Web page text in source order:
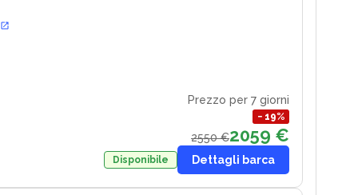
Prezzo per 7 giorni
− 19%
2550 €2059 €
Disponibile Dettagli barca